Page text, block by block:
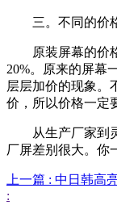
三。不同的价
原装屏幕的价格
20%。原来的屏幕
层层加价的现象。
价，所以价格一定
从生产厂家到灵
厂屏差别很大。你
上一篇 : 中日韩高
: